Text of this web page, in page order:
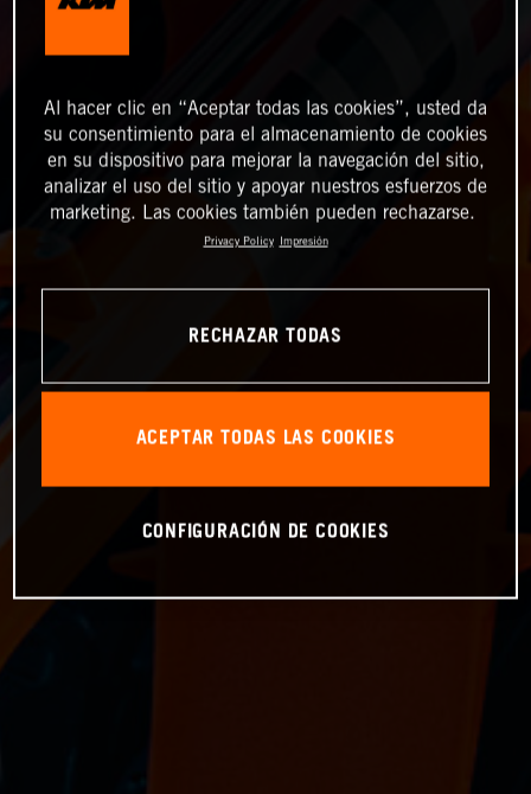
Al hacer clic en “Aceptar todas las cookies”, usted da
su consentimiento para el almacenamiento de cookies
en su dispositivo para mejorar la navegación del sitio,
analizar el uso del sitio y apoyar nuestros esfuerzos de
marketing. Las cookies también pueden rechazarse.
Privacy Policy Impresión
RECHAZAR TODAS
ACEPTAR TODAS LAS COOKIES
CONFIGURACIÓN DE COOKIES